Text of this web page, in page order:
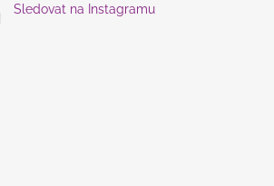
Sledovat na Instagramu